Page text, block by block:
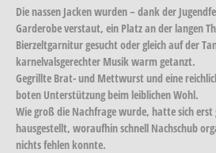
Die nassen Jacken wurden – dank der
Garderobe verstaut, ein Platz an der langen
Bierzeltgarnitur gesucht oder gleich auf der
karnelvalsgerechter Musik warm getanzt.
Gegrillte Brat- und Mettwurst und eine
boten Unterstützung beim leiblichen Wohl.
Wie groß die Nachfrage wurde, hatte sich
hausgestellt, woraufhin schnell Nachschub
nichts fehlen konnte.